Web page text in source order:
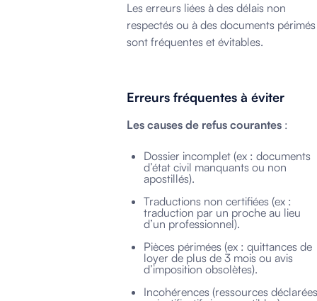
Les erreurs liées à des délais non
respectés ou à des documents périmés
sont fréquentes et évitables.
Erreurs fréquentes à éviter
Les causes de refus courantes :
Dossier incomplet (ex : documents
d’état civil manquants ou non
apostillés).
Traductions non certifiées (ex :
traduction par un proche au lieu
d’un professionnel).
Pièces périmées (ex : quittances de
loyer de plus de 3 mois ou avis
d’imposition obsolètes).
Incohérences (ressources déclarées